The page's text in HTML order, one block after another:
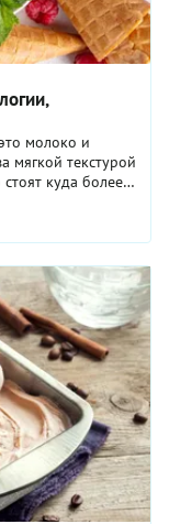
молоко и
мягкой текстурой
куда более
как
добавляют
допустимы по